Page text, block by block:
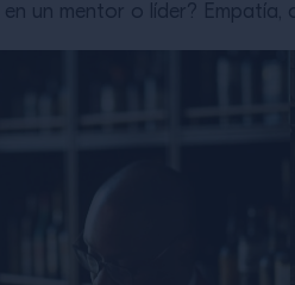
un mentor o líder? Empatía,